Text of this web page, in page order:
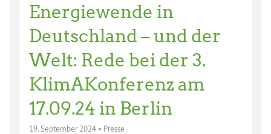
Energiewende in
Deutschland – und der
Welt: Rede bei der 3.
KlimAKonferenz am
17.09.24 in Berlin
19. September 2024 • Presse